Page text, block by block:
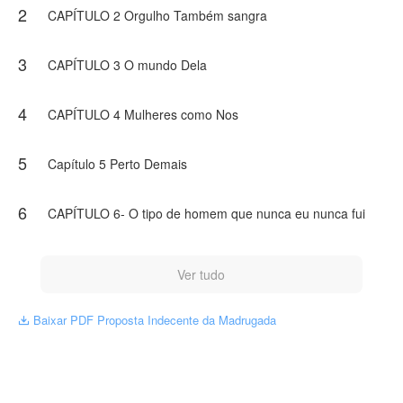
2 CAPÍTULO 2 Orgulho Também sangra
3 CAPÍTULO 3 O mundo Dela
4 CAPÍTULO 4 Mulheres como Nos
5 Capítulo 5 Perto Demais
6 CAPÍTULO 6- O tipo de homem que nunca eu nunca fui
Ver tudo
 Baixar PDF Proposta Indecente da Madrugada